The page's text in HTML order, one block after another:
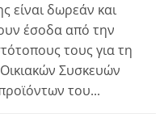
είναι δωρεάν και
έσοδα από την
τους για τη
Συσκευών
του...